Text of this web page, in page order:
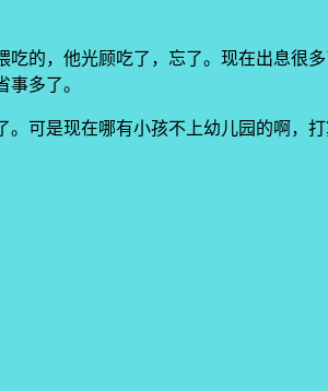
的，他光顾吃了，忘了。现在出息很
多了。
可是现在哪有小孩不上幼儿园的啊，